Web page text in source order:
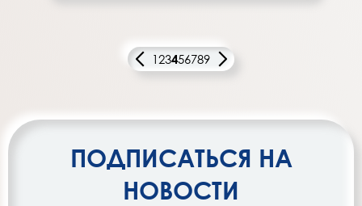
123456789
ПОДПИСАТЬСЯ НА
НОВОСТИ